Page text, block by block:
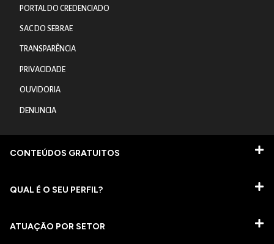
PORTAL DO CREDENCIADO
SAC DO SEBRAE
TRANSPARÊNCIA
PRIVACIDADE
OUVIDORIA
DENUNCIA
CONTEÚDOS GRATUITOS
QUAL É O SEU PERFIL?
ATUAÇÃO POR SETOR